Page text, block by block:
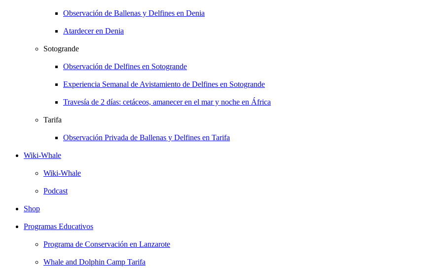
Observación de Ballenas y Delfines en Denia
Atardecer en Denia
Sotogrande
Observación de Delfines en Sotogrande
Experiencia Semanal de Avistamiento de Delfines en Sotogrande
Travesía de 2 días: cetáceos, amanecer en el mar y noche en África
Tarifa
Observación Privada de Ballenas y Delfines en Tarifa
Wiki-Whale
Wiki-Whale
Podcast
Shop
Programas Educativos
Programa de Conservación en Lanzarote
Whale and Dolphin Camp Tarifa